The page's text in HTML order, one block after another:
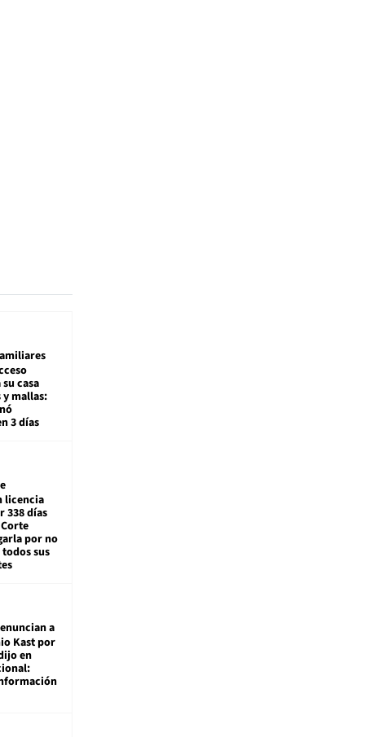
casa
mallas:
3 días
licencia
338 días
por no
sus
a
Kast por
en